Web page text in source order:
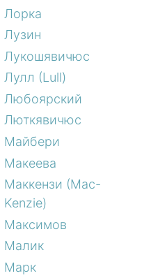
Лорка
Лузин
Лукошявичюс
Лулл (Lull)
Любоярский
Люткявичюс
Майбери
Макеева
Маккензи (Mac-
Kenzie)
Максимов
Малик
Марк